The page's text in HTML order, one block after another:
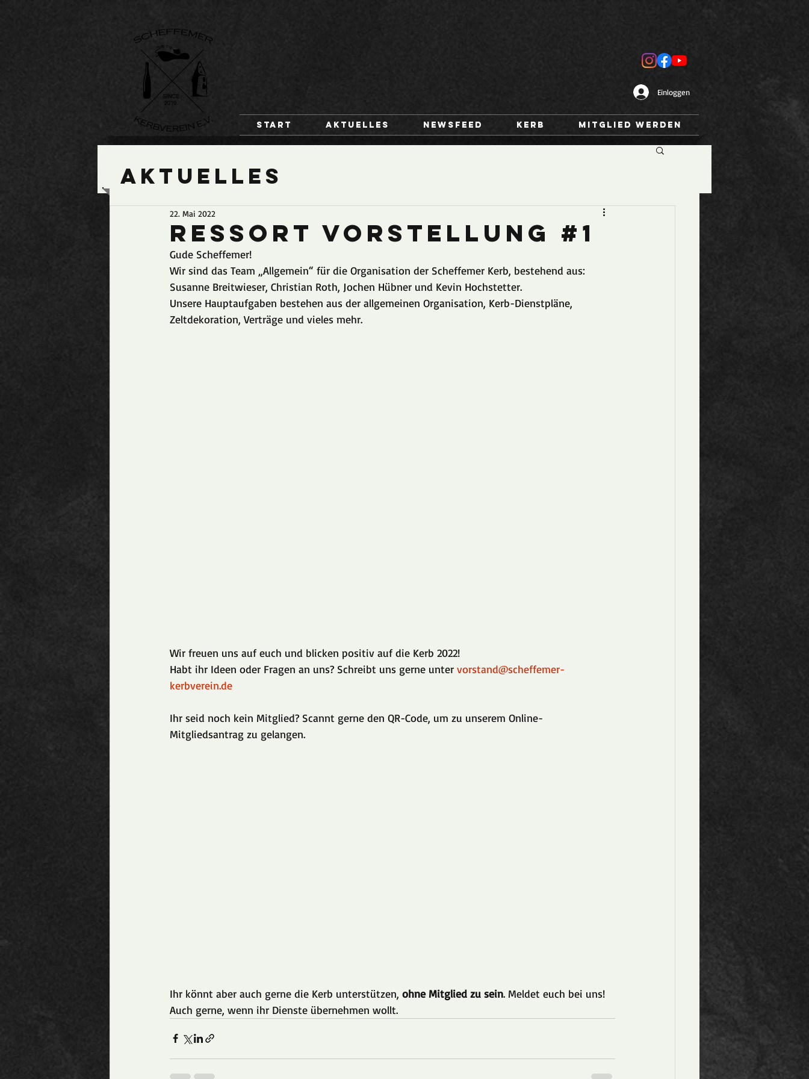
Einloggen
Start Aktuelles Newsfeed Kerb Mitglied werden
Ressort Vorstellung #1
22. Mai 2022
Gude Scheffemer!
Wir sind das Team „Allgemein“ für die Organisation der Scheffemer Kerb, bestehend aus:
Susanne Breitwieser, Christian Roth, Jochen Hübner und Kevin Hochstetter.
Unsere Hauptaufgaben bestehen aus der allgemeinen Organisation, Kerb-Dienstpläne,
Zeltdekoration, Verträge und vieles mehr.
Wir freuen uns auf euch und blicken positiv auf die Kerb 2022!
Habt ihr Ideen oder Fragen an uns? Schreibt uns gerne unter vorstand@scheffemer-
kerbverein.de
Ihr seid noch kein Mitglied? Scannt gerne den QR-Code, um zu unserem Online-
Mitgliedsantrag zu gelangen.
Ihr könnt aber auch gerne die Kerb unterstützen, ohne Mitglied zu sein. Meldet euch bei uns!
Auch gerne, wenn ihr Dienste übernehmen wollt.
Aktuelles